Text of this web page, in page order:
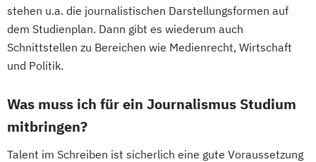
stehen u.a. die journalistischen Darstellungsformen auf
dem Studienplan. Dann gibt es wiederum auch
Schnittstellen zu Bereichen wie Medienrecht, Wirtschaft
und Politik.
Was muss ich für ein Journalismus Studium
mitbringen?
Talent im Schreiben ist sicherlich eine gute Voraussetzung